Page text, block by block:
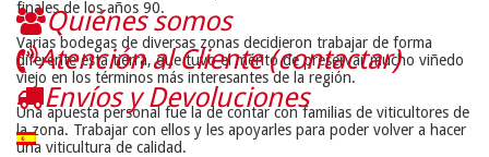
finales de los años 90.
Varias bodegas de diversas zonas decidieron trabajar de forma
diferente esta tierra, que tuvo el mérito de preservar mucho viñedo
viejo en los términos más interesantes de la región.
Una apuesta personal fue la de contar con familias de viticultores de
la zona. Trabajar con ellos y les apoyarles para poder volver a hacer
una viticultura de calidad.
Quiénes somos
Atención al Cliente (contactar)
Envíos y Devoluciones